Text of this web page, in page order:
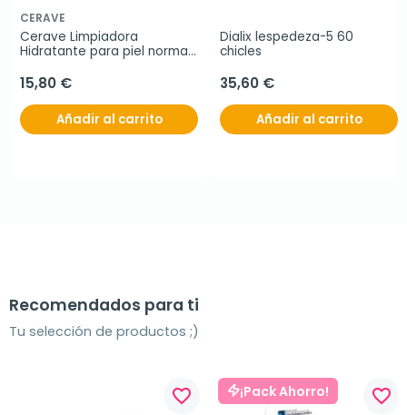
CERAVE
Cerave Limpiadora
Hidratante para piel normal
15,80 €
Añadir al carrito
Dialix lespedeza-5 60
chicles
35,60 €
Añadir al carrito
Recomendados para ti
Tu selección de productos ;)
favorite_border ¡Pack Ahorro! favorite_border